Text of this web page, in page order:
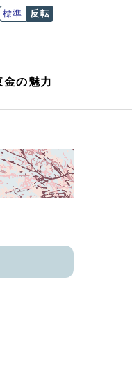
標準 反転
金の魅力